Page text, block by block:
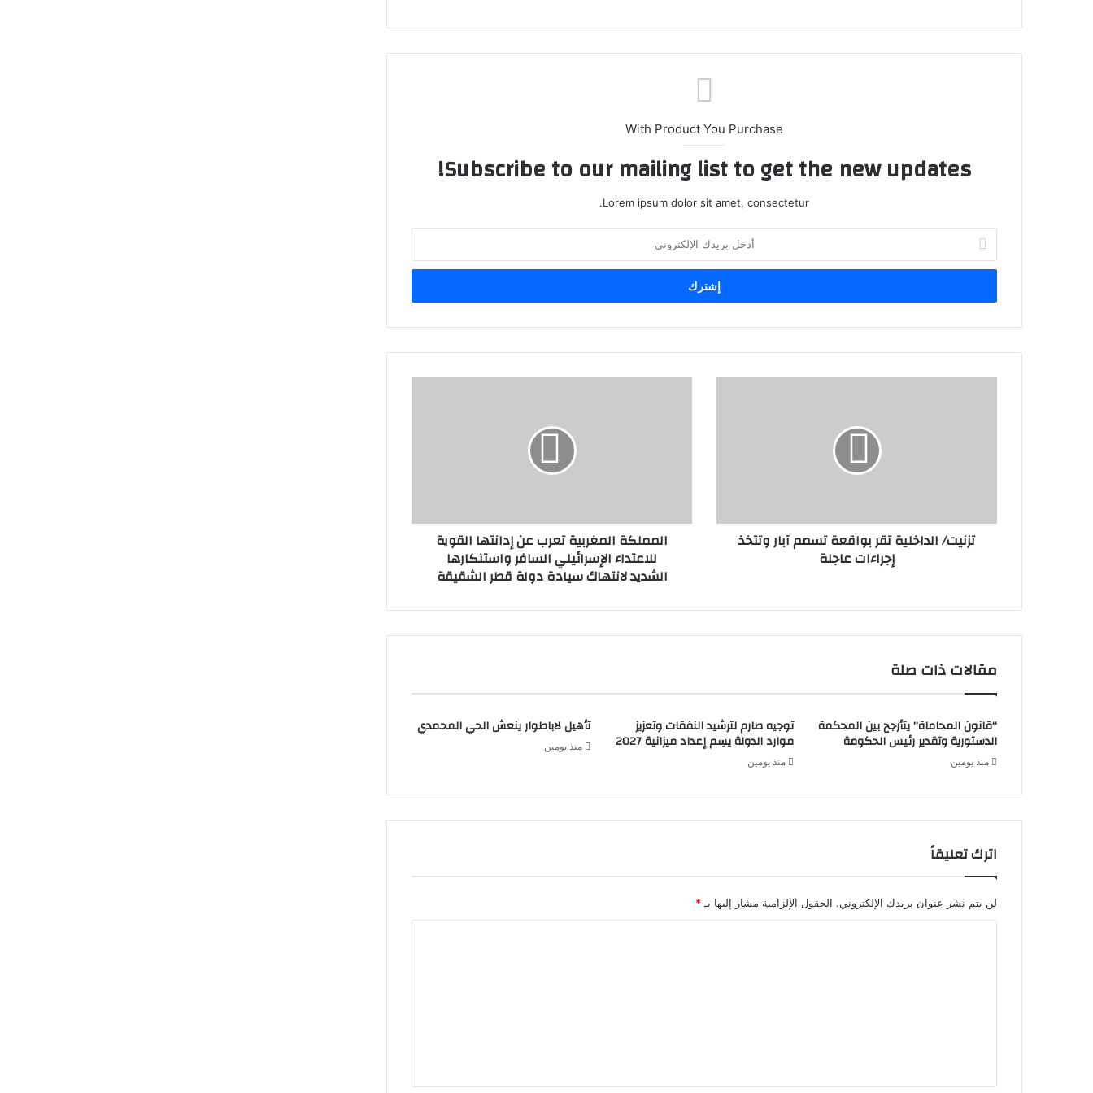
With Product You Purchase
Subscribe to our mailing list to get the new updates!
Lorem ipsum dolor sit amet, consectetur.
بريدك
الإلكتروني
تزنيت/ الداخلية تقر بواقعة تسمم آبار وتتخذ
إجراءات عاجلة
المملكة المغربية تعرب عن إدانتها القوية
للاعتداء الإسرائيلي السافر واستنكارها
الشديد لانتهاك سيادة دولة قطر الشقيقة
مقالات ذات صلة
“قانون المحاماة” يتأرجح بين المحكمة
الدستورية وتقدير رئيس الحكومة
منذ يومين
توجيه صارم لترشيد النفقات وتعزيز
موارد الدولة يسِم إعداد ميزانية 2027
منذ يومين
تأهيل لاباطوار ينعش الحي المحمدي
منذ يومين
اترك تعليقاً
لن يتم نشر عنوان بريدك الإلكتروني. الحقول الإلزامية مشار إليها بـ *